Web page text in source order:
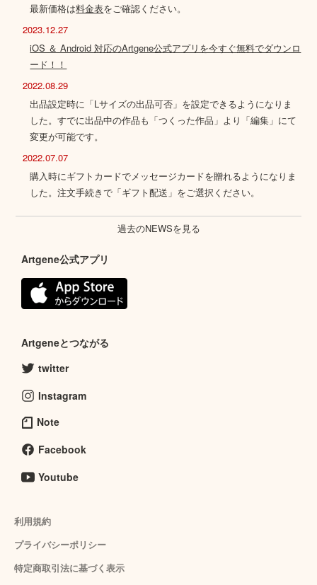
最新価格は料金表をご確認ください。
2023.12.27
iOS ＆ Android 対応のArtgene公式アプリを今すぐ無料でダウンロ
ード！！
2022.08.29
出品設定時に「Lサイズの出品可否」を設定できるようになりま
した。すでに出品中の作品も「つくった作品」より「編集」にて
変更が可能です。
2022.07.07
購入時にギフトカードでメッセージカードを贈れるようになりま
した。注文手続きで「ギフト配送」をご選択ください。
過去のNEWSを見る
Artgene公式アプリ
Artgeneとつながる
twitter
Instagram
Note
Facebook
Youtube
利用規約
プライバシーポリシー
特定商取引法に基づく表示